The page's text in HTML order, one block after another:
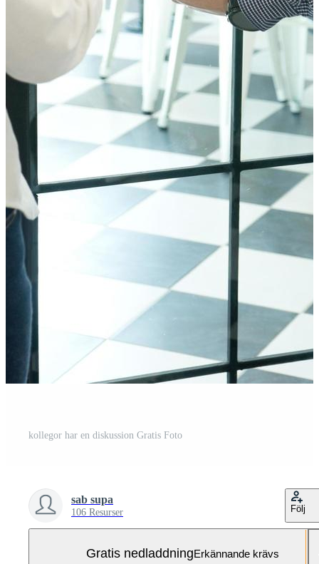
kollegor har en diskussion Gratis Foto
sab supa
106 Resurser Följ
Gratis nedladdningErkännande krävs